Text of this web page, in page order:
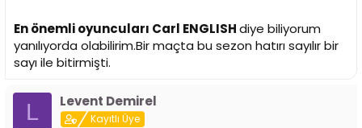
En önemli oyuncuları Carl ENGLISHdiye biliyorum
yanılıyorda olabilirim.Bir maçta bu sezon hatırı sayılır bir
sayı ile bitirmişti.
L Levent Demirel
Kayıtlı Üye